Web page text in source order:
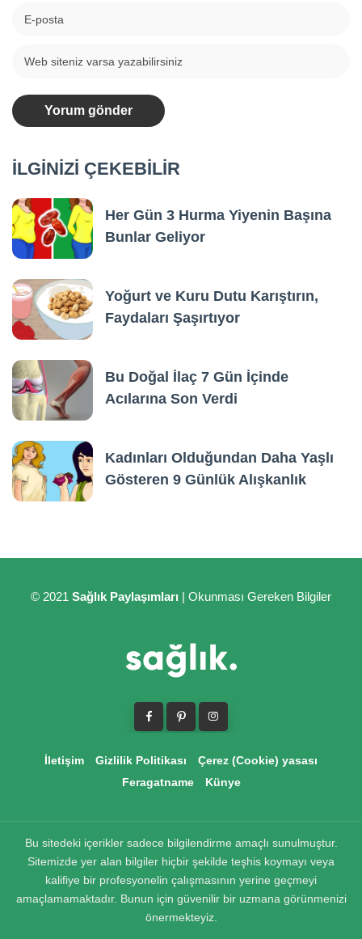
İLGİNİZİ ÇEKEBİLİR
Her Gün 3 Hurma Yiyenin Başına
Bunlar Geliyor
Yoğurt ve Kuru Dutu Karıştırın,
Faydaları Şaşırtıyor
Bu Doğal İlaç 7 Gün İçinde
Acılarına Son Verdi
Kadınları Olduğundan Daha Yaşlı
Gösteren 9 Günlük Alışkanlık
© 2021 Sağlık Paylaşımları | Okunması Gereken Bilgiler
İletişim Gizlilik Politikası
Çerez (Cookie) yasası
Feragatname
Künye
Bu sitedeki içerikler sadece bilgilendirme amaçlı sunulmuştur.
Sitemizde yer alan bilgiler hiçbir şekilde teşhis koymayı veya
kalifiye bir profesyonelin çalışmasının yerine geçmeyi
amaçlamamaktadır. Bunun için güvenilir bir uzmana görünmenizi
önermekteyiz.